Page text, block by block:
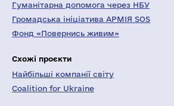
Гуманітарна допомога через НБУ
Громадська ініціатива АРМІЯ SOS
Фонд «Повернись живим»
Схожі проєкти
Найбільші компанії світу
Coalition for Ukraine